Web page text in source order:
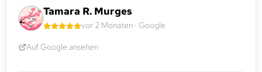
Tamara R. Murges
vor 2 Monaten · Google
Auf Google ansehen